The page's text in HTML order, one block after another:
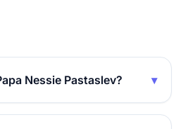
Nessie Pastaslev? ▾